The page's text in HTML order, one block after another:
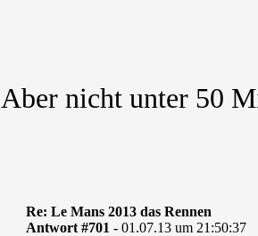
Aber nicht unter 50
Re: Le Mans 2013 das Rennen
Antwort #701 - 01.07.13 um 21:50:37